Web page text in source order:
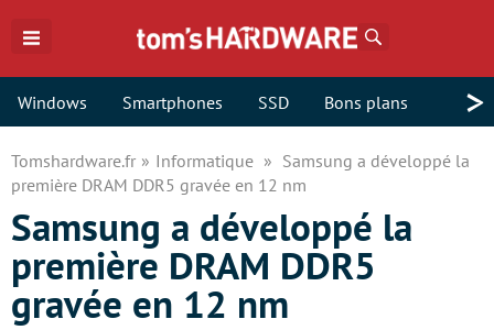
Windows Smartphones SSD Bons plans >
Tomshardware.fr Informatique
Samsung a développé la
première DRAM DDR5 gravée en 12 nm
Samsung a développé la
première DRAM DDR5
gravée en 12 nm